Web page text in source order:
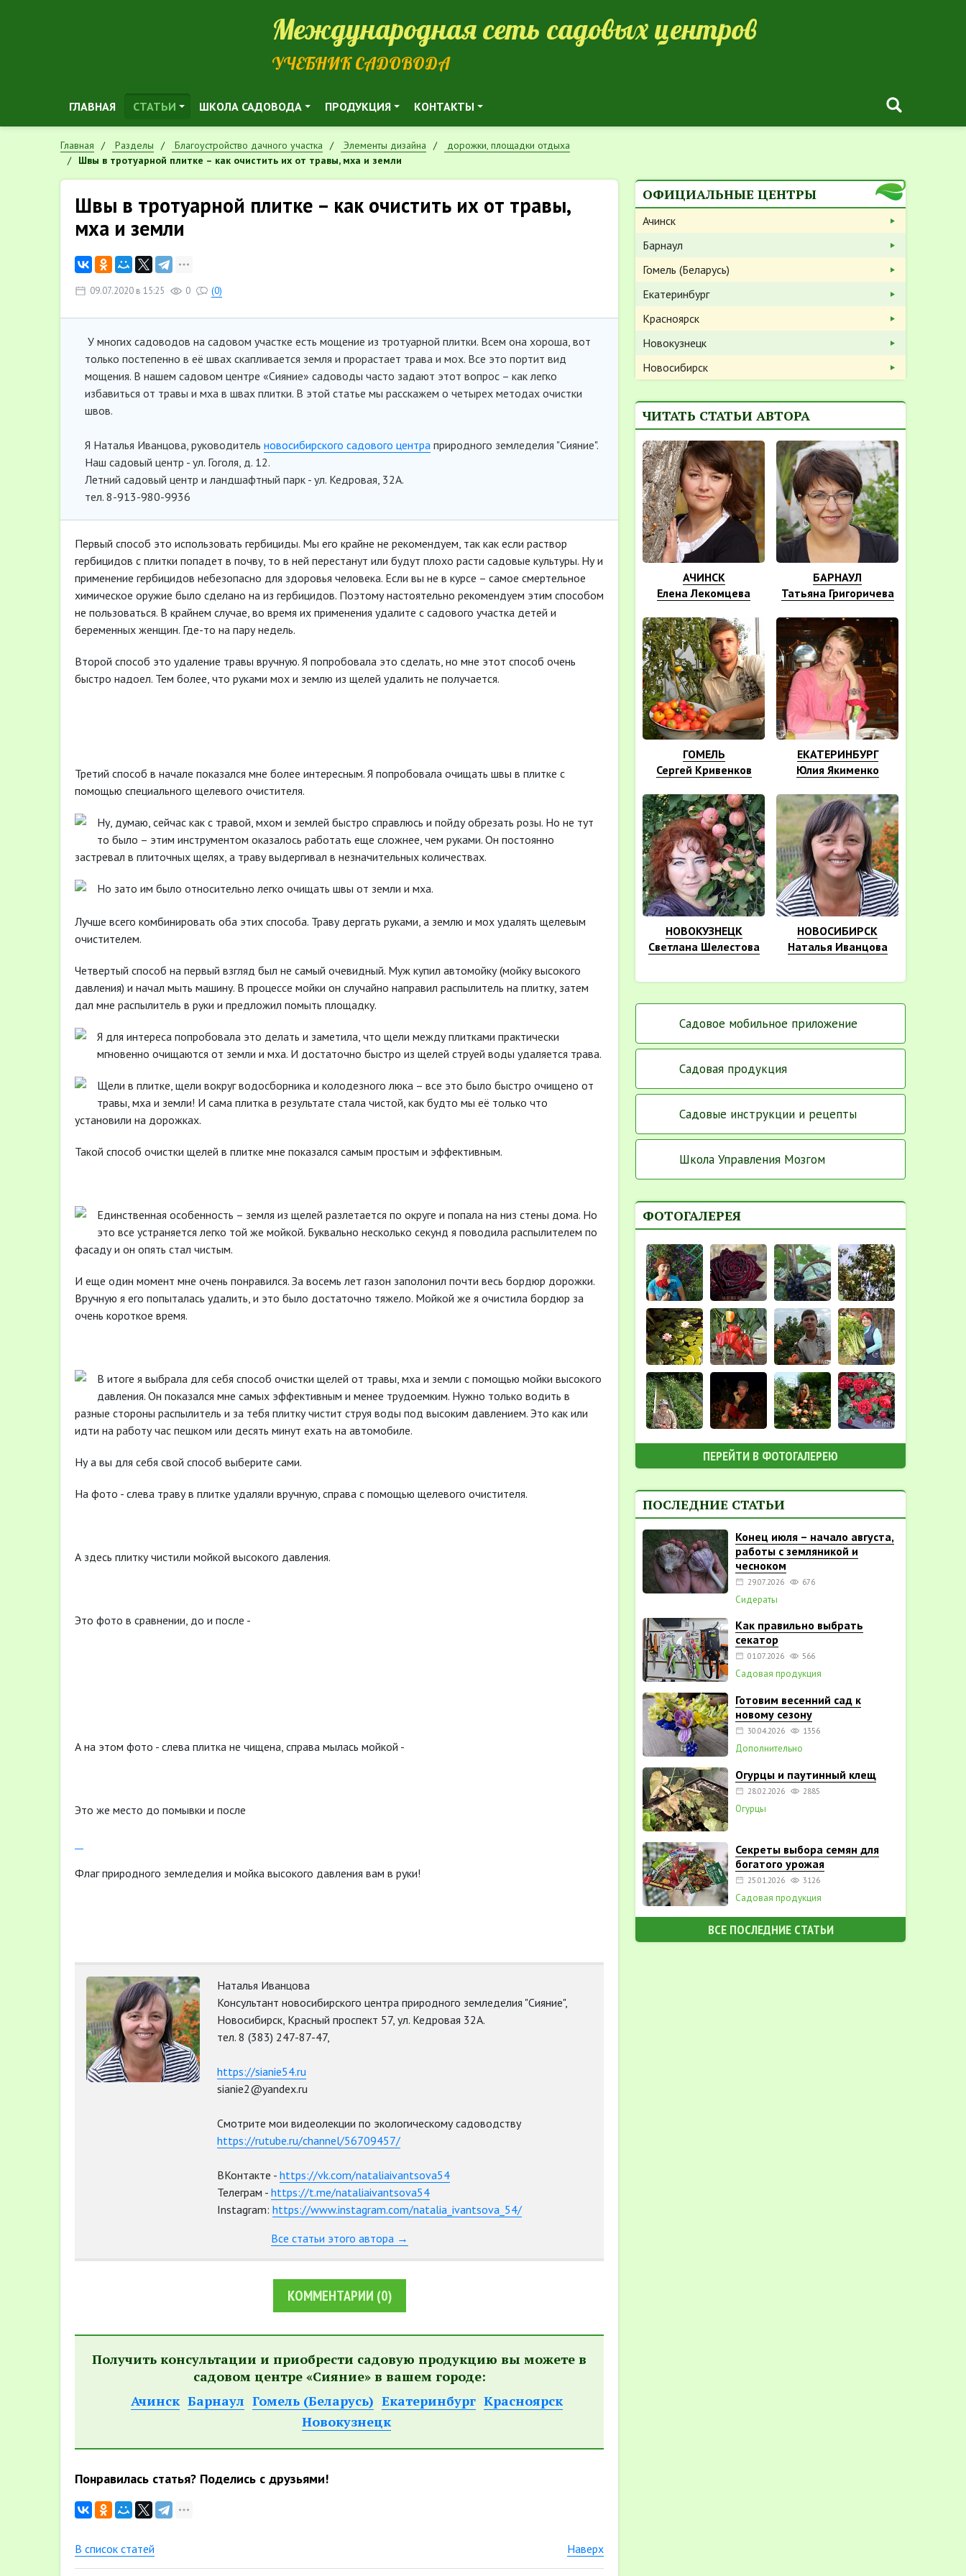
Международная сеть садовых центров
УЧЕБНИК САДОВОДА
ГЛАВНАЯ СТАТЬИ ШКОЛА САДОВОДА ПРОДУКЦИЯ КОНТАКТЫ
Главная Разделы Благоустройство дачного участка Элементы дизайна
дорожки, площадки отдыха
Швы в тротуарной плитке – как очистить их от травы, мха и земли
Швы в тротуарной плитке – как очистить их от травы,
мха и земли
09.07.2020 в 15:25 0 (0)
У многих садоводов на садовом участке есть мощение из тротуарной плитки. Всем она хороша, вот
только постепенно в её швах скапливается земля и прорастает трава и мох. Все это портит вид
мощения. В нашем садовом центре «Сияние» садоводы часто задают этот вопрос – как легко
избавиться от травы и мха в швах плитки. В этой статье мы расскажем о четырех методах очистки
швов.
Я Наталья Иванцова, руководитель новосибирского садового центра природного земледелия "Сияние".
Наш садовый центр - ул. Гоголя, д. 12.
Летний садовый центр и ландшафтный парк - ул. Кедровая, 32А.
тел. 8-913-980-9936
Первый способ это использовать гербициды. Мы его крайне не рекомендуем, так как если раствор
гербицидов с плитки попадет в почву, то в ней перестанут или будут плохо расти садовые культуры. Ну и
применение гербицидов небезопасно для здоровья человека. Если вы не в курсе – самое смертельное
химическое оружие было сделано на из гербицидов. Поэтому настоятельно рекомендуем этим способом
не пользоваться. В крайнем случае, во время их применения удалите с садового участка детей и
беременных женщин. Где-то на пару недель.
Второй способ это удаление травы вручную. Я попробовала это сделать, но мне этот способ очень
быстро надоел. Тем более, что руками мох и землю из щелей удалить не получается.
Третий способ в начале показался мне более интересным. Я попробовала очищать швы в плитке с
помощью специального щелевого очистителя.
Ну, думаю, сейчас как с травой, мхом и землей быстро справлюсь и пойду обрезать розы. Но не тут
то было – этим инструментом оказалось работать еще сложнее, чем руками. Он постоянно
застревал в плиточных щелях, а траву выдергивал в незначительных количествах.
Но зато им было относительно легко очищать швы от земли и мха.
Лучше всего комбинировать оба этих способа. Траву дергать руками, а землю и мох удалять щелевым
очистителем.
Четвертый способ на первый взгляд был не самый очевидный. Муж купил автомойку (мойку высокого
давления) и начал мыть машину. В процессе мойки он случайно направил распылитель на плитку, затем
дал мне распылитель в руки и предложил помыть площадку.
Я для интереса попробовала это делать и заметила, что щели между плитками практически
мгновенно очищаются от земли и мха. И достаточно быстро из щелей струей воды удаляется трава.
Щели в плитке, щели вокруг водосборника и колодезного люка – все это было быстро очищено от
травы, мха и земли! И сама плитка в результате стала чистой, как будто мы её только что
установили на дорожках.
Такой способ очистки щелей в плитке мне показался самым простым и эффективным.
Единственная особенность – земля из щелей разлетается по округе и попала на низ стены дома. Но
это все устраняется легко той же мойкой. Буквально несколько секунд я поводила распылителем по
фасаду и он опять стал чистым.
И еще один момент мне очень понравился. За восемь лет газон заполонил почти весь бордюр дорожки.
Вручную я его попыталась удалить, и это было достаточно тяжело. Мойкой же я очистила бордюр за
очень короткое время.
В итоге я выбрала для себя способ очистки щелей от травы, мха и земли с помощью мойки высокого
давления. Он показался мне самых эффективным и менее трудоемким. Нужно только водить в
разные стороны распылитель и за тебя плитку чистит струя воды под высоким давлением. Это как или
идти на работу час пешком или десять минут ехать на автомобиле.
Ну а вы для себя свой способ выберите сами.
На фото - слева траву в плитке удаляли вручную, справа с помощью щелевого очистителя.
А здесь плитку чистили мойкой высокого давления.
Это фото в сравнении, до и после -
А на этом фото - слева плитка не чищена, справа мылась мойкой -
Это же место до помывки и после
Флаг природного земледелия и мойка высокого давления вам в руки!
Наталья Иванцова
Консультант новосибирского центра природного земледелия "Сияние",
Новосибирск, Красный проспект 57, ул. Кедровая 32А.
тел. 8 (383) 247-87-47,
https://sianie54.ru
sianie2@yandex.ru
Смотрите мои видеолекции по экологическому садоводству
https://rutube.ru/channel/56709457/
ВКонтакте - https://vk.com/nataliaivantsova54
Телеграм - https://t.me/nataliaivantsova54
Instagram: https://www.instagram.com/natalia_ivantsova_54/
Все статьи этого автора →
КОММЕНТАРИИ (0)
Получить консультации и приобрести садовую продукцию вы можете в
садовом центре «Сияние» в вашем городе:
Ачинск Барнаул Гомель (Беларусь) Екатеринбург Красноярск
Новокузнецк
Понравилась статья? Поделись с друзьями!
В список статей Наверх
ОФИЦИАЛЬНЫЕ ЦЕНТРЫ
Ачинск
Барнаул
Гомель (Беларусь)
Екатеринбург
Красноярск
Новокузнецк
Новосибирск
ЧИТАТЬ СТАТЬИ АВТОРА
АЧИНСК
Елена Лекомцева
БАРНАУЛ
Татьяна Григоричева
ГОМЕЛЬ
Сергей Кривенков
ЕКАТЕРИНБУРГ
Юлия Якименко
НОВОКУЗНЕЦК
Светлана Шелестова
НОВОСИБИРСК
Наталья Иванцова
Садовое мобильное приложение
Садовая продукция
Садовые инструкции и рецепты
Школа Управления Мозгом
ФОТОГАЛЕРЕЯ
ПЕРЕЙТИ В ФОТОГАЛЕРЕЮ
ПОСЛЕДНИЕ СТАТЬИ
Конец июля – начало августа,
работы с земляникой и
чесноком
29.07.2026 676
Сидераты
Как правильно выбрать
секатор
01.07.2026 566
Садовая продукция
Готовим весенний сад к
новому сезону
30.04.2026 1356
Дополнительно
Огурцы и паутинный клещ
28.02.2026 2885
Огурцы
Секреты выбора семян для
богатого урожая
25.01.2026 3126
Садовая продукция
ВСЕ ПОСЛЕДНИЕ СТАТЬИ